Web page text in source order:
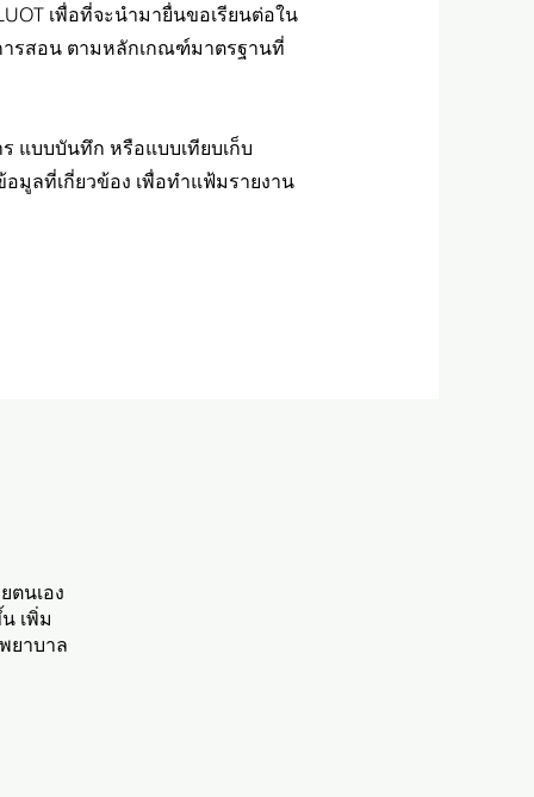
เพื่อที่จะนำมายื่นขอเรียนต่อใน
ารสอน ตามหลักเกณฑ์มาตรฐานที่
แบบบันทึก หรือแบบเทียบเก็บ
มูลที่เกี่ยวข้อง เพื่อทำแฟ้มรายงาน
ตนเอง
เพิ่ม
ยาบาล